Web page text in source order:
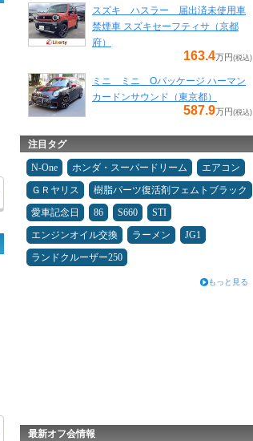
スズキ ハスラー 届出済未使用車
禁煙車 スズキセーフティサ（京都
府）
163.4万円 (税込)
ミニ ミニ Oパッケージ ハーマン
カードンサウンド（東京都）
587.9万円 (税込)
注目タグ
N-One ホンダ・スーパードリーム
エアコン
ＧＲヤリス
樹脂パーツ復活剤フェムトブラック
愛車記念日
86 S660
STI
エンジンオイル交換
ラーメン
JG1
ランドクルーザー250
もっと見る
最新オフ会情報